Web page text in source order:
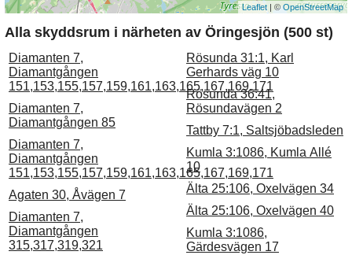
Leaflet | © OpenStreetMap
Alla skyddsrum i närheten av Öringesjön (500 st)
Diamanten 7,
Diamantgången
151,153,155,157,159,161,163,165,167,169,171
Diamanten 7,
Diamantgången 85
Diamanten 7,
Diamantgången
151,153,155,157,159,161,163,165,167,169,171
Agaten 30, Åvägen 7
Diamanten 7,
Diamantgången
315,317,319,321
Rösunda 31:1, Karl
Gerhards väg 10
Rösunda 36:41,
Rösundavägen 2
Tattby 7:1, Saltsjöbadsleden
Kumla 3:1086, Kumla Allé
10
Älta 25:106, Oxelvägen 34
Älta 25:106, Oxelvägen 40
Kumla 3:1086,
Gärdesvägen 17